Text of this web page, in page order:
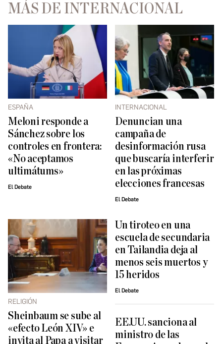
MÁS DE INTERNACIONAL
ESPAÑA
Meloni responde a
Sánchez sobre los
controles en frontera:
«No aceptamos
ultimátums»
El Debate
INTERNACIONAL
Denuncian una
campaña de
desinformación rusa
que buscaría interferir
en las próximas
elecciones francesas
El Debate
RELIGIÓN
Sheinbaum se sube al
«efecto León XIV» e
invita al Papa a visitar
Un tiroteo en una
escuela de secundaria
en Tailandia deja al
menos seis muertos y
15 heridos
El Debate
EE.UU. sanciona al
ministro de las